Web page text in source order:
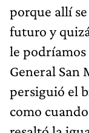
porque allí
futuro y
le
General San
persiguió el
como